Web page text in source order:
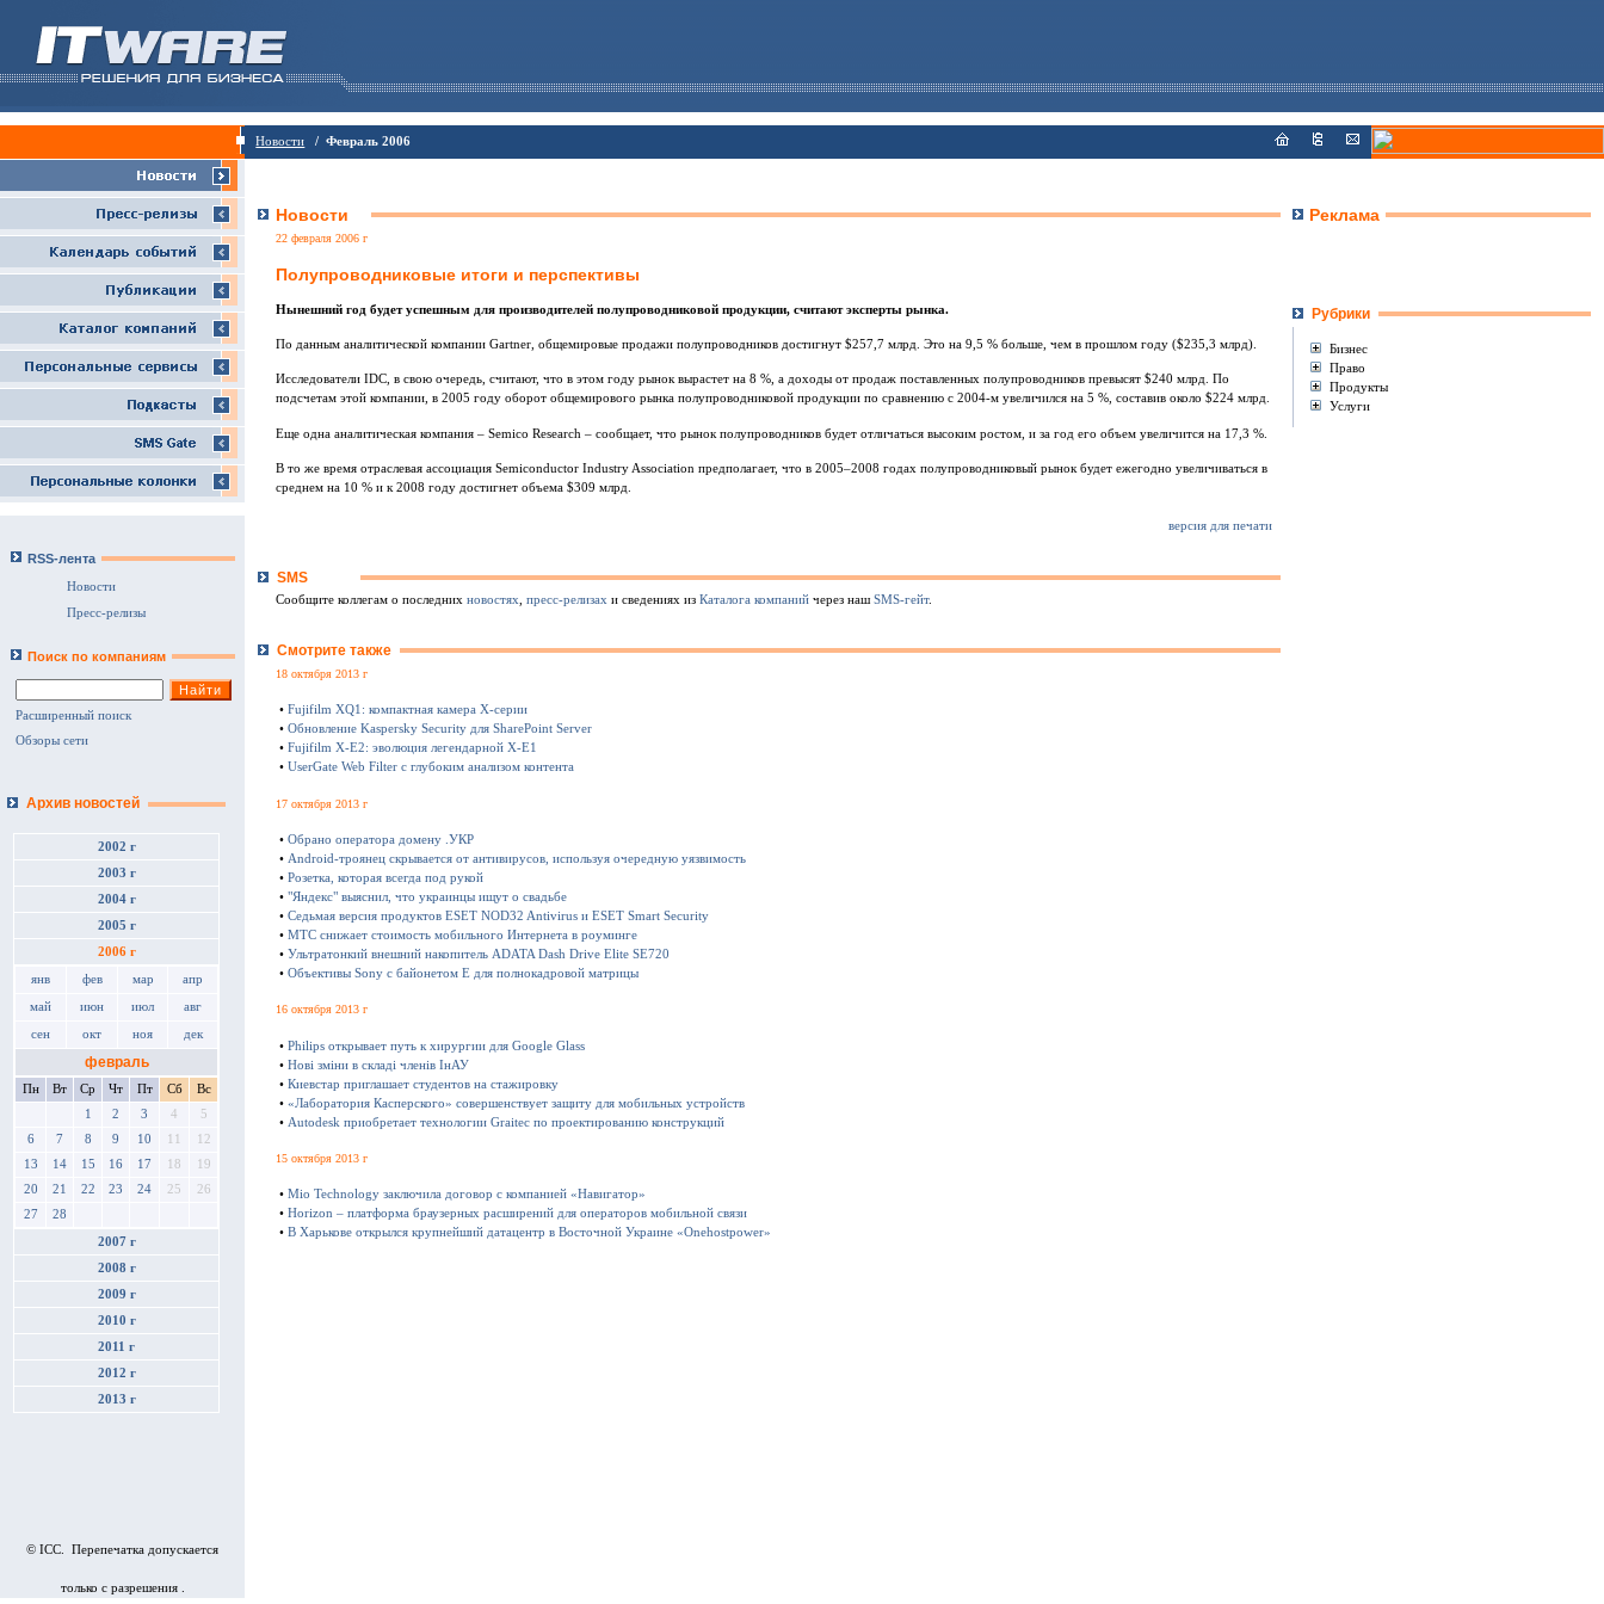
Новости / Февраль 2006
RSS-лента
Новости
Пресс-релизы
Поиск по компаниям
Расширенный поиск
Обзоры сети
Архив новостей
2002 г
2003 г
2004 г
2005 г
2006 г
янв фев мар апр
май июн июл авг
сен окт ноя дек
февраль
Пн Вт Ср Чт Пт Сб
Вс
1
2 3 4
5
6
7 8 9 10 11
12
13
14 15 16 17 18
19
20
21 22 23 24 25
26
27
28
2007 г
2008 г
2009 г
2010 г
2011 г
2012 г
2013 г
© ICC. Перепечатка допускается
только с разрешения .
Новости
22 февраля 2006 г
Полупроводниковые итоги и перспективы
Нынешний год будет успешным для производителей полупроводниковой продукции, считают эксперты рынка.
По данным аналитической компании Gartner, общемировые продажи полупроводников достигнут $257,7 млрд. Это на 9,5 % больше, чем в прошлом году ($235,3 млрд).
Исследователи IDC, в свою очередь, считают, что в этом году рынок вырастет на 8 %, а доходы от продаж поставленных полупроводников превысят $240 млрд. По
подсчетам этой компании, в 2005 году оборот общемирового рынка полупроводниковой продукции по сравнению с 2004-м увеличился на 5 %, составив около $224 млрд.
Еще одна аналитическая компания – Semico Research – сообщает, что рынок полупроводников будет отличаться высоким ростом, и за год его объем увеличится на 17,3 %.
В то же время отраслевая ассоциация Semiconductor Industry Association предполагает, что в 2005–2008 годах полупроводниковый рынок будет ежегодно увеличиваться в
среднем на 10 % и к 2008 году достигнет объема $309 млрд.
версия для печати
SMS
Сообщите коллегам о последних новостях пресс-релизах и сведениях из Каталога компаний через наш SMS-гейт.
Смотрите также
18 октября 2013 г
• Fujifilm XQ1: компактная камера Х-серии
• Обновление Kaspersky Security для SharePoint Server
• Fujifilm X-E2: эволюция легендарной X-E1
• UserGate Web Filter с глубоким анализом контента
17 октября 2013 г
• Обрано оператора домену .УКР
• Android-троянец скрывается от антивирусов, используя очередную уязвимость
• Розетка, которая всегда под рукой
• "Яндекс" выяснил, что украинцы ищут о свадьбе
• Седьмая версия продуктов ESET NOD32 Antivirus и ESET Smart Security
• МТС снижает стоимость мобильного Интернета в роуминге
• Ультратонкий внешний накопитель ADATA Dash Drive Elite SE720
• Объективы Sony с байонетом E для полнокадровой матрицы
16 октября 2013 г
• Philips открывает путь к хирургии для Google Glass
• Нові зміни в складі членів ІнАУ
• Киевстар приглашает студентов на стажировку
• «Лаборатория Касперского» совершенствует защиту для мобильных устройств
• Autodesk приобретает технологии Graitec по проектированию конструкций
15 октября 2013 г
• Mio Technology заключила договор с компанией «Навигатор»
• Horizon – платформа браузерных расширений для операторов мобильной связи
• В Харькове открылся крупнейший датацентр в Восточной Украине «Onehostpower»
Реклама
Рубрики
Бизнес
Право
Продукты
Услуги